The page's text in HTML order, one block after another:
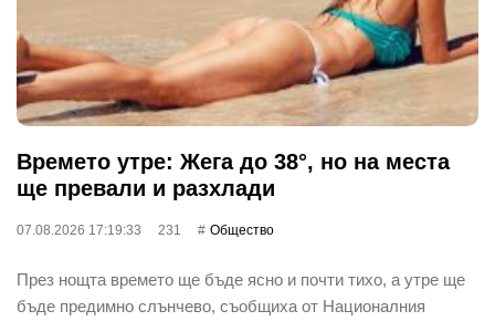
Времето утре: Жега до 38°, но на места
ще превали и разхлади
07.08.2026 17:19:33 231 Общество
През нощта времето ще бъде ясно и почти тихо, а утре ще
бъде предимно слънчево, съобщиха от Националния